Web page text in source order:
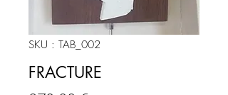
SKU : TAB_002
FRACTURE